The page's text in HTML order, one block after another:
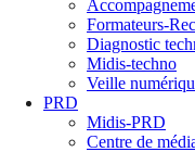
Formateurs-
Diagnostic
Midis-techno
Veille
PRD
Midis-PRD
Centre de